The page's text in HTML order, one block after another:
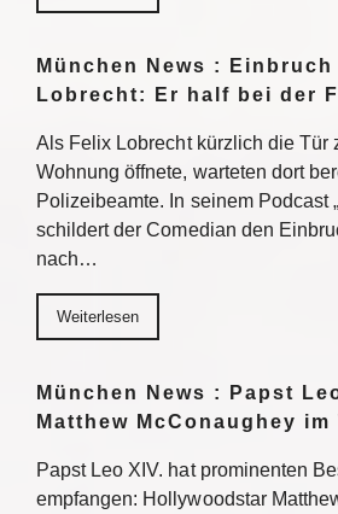
München News :
Lobrecht: Er half bei der
Als Felix Lobrecht kürzlich die Tür
Wohnung öffnete, warteten dort
Polizeibeamte. In seinem Podcast
schildert der Comedian den
nach…
Weiterlesen
München News : Papst
Matthew McConaughey im
Papst Leo XIV. hat prominenten
empfangen: Hollywoodstar